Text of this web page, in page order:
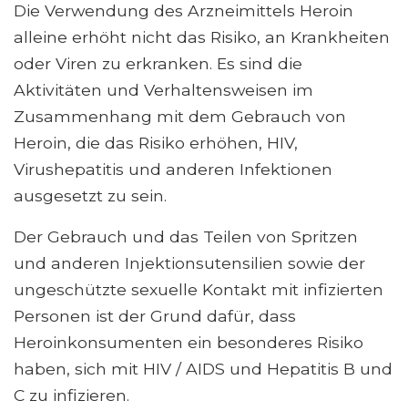
Die Verwendung des Arzneimittels Heroin
alleine erhöht nicht das Risiko, an Krankheiten
oder Viren zu erkranken. Es sind die
Aktivitäten und Verhaltensweisen im
Zusammenhang mit dem Gebrauch von
Heroin, die das Risiko erhöhen, HIV,
Virushepatitis und anderen Infektionen
ausgesetzt zu sein.
Der Gebrauch und das Teilen von Spritzen
und anderen Injektionsutensilien sowie der
ungeschützte sexuelle Kontakt mit infizierten
Personen ist der Grund dafür, dass
Heroinkonsumenten ein besonderes Risiko
haben, sich mit HIV / AIDS und Hepatitis B und
C zu infizieren.